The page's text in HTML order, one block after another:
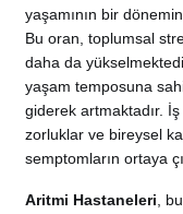
yaşamının bir
Bu oran, toplumsal
daha da
yaşam temposuna
giderek artmaktadır.
zorluklar ve bireysel
semptomların ortaya
Aritmi Hastaneleri ,